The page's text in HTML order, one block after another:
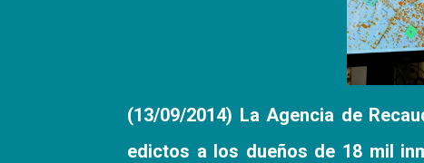
(13/09/2014) La Agencia de
edictos a los dueños de 18 mil